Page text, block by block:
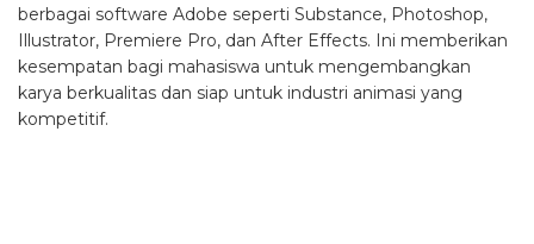
berbagai software Adobe seperti Substance, Photoshop,
Illustrator, Premiere Pro, dan After Effects. Ini memberikan
kesempatan bagi mahasiswa untuk mengembangkan
karya berkualitas dan siap untuk industri animasi yang
kompetitif.